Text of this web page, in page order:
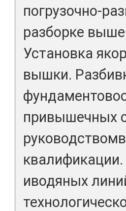
погрузочно-
разборке
Установка
вышки.
привышечных
иводяных